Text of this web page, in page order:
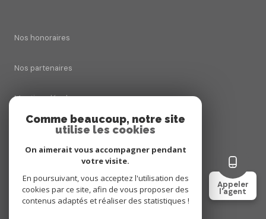
Appeler
l'agent
Nos honoraires
Nos partenaires
Mentions légales
Cookies
Comme beaucoup, notre site
utilise les cookies
On aimerait vous accompagner pendant
votre visite.
En poursuivant, vous acceptez l'utilisation des
cookies par ce site, afin de vous proposer des
contenus adaptés et réaliser des statistiques !